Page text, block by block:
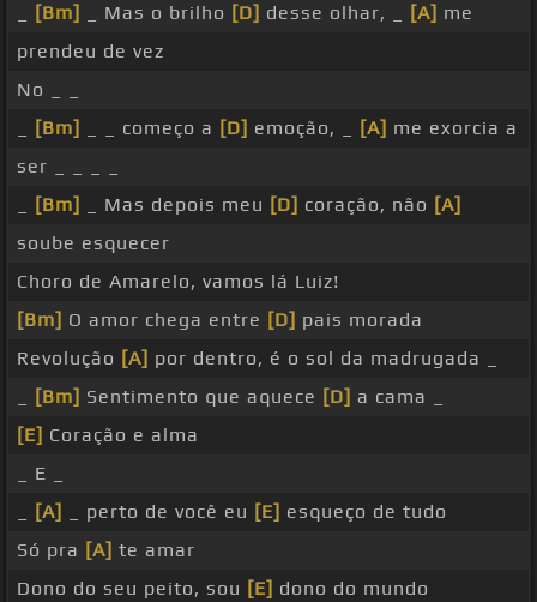
[Bm] _ Mas o brilho [D] desse olhar, _ [A] me
prendeu de vez
No _ _
[Bm] _ _ começo a [D] emoção, _ [A] me exorcia a
ser _ _ _ _
[Bm] _ Mas depois meu [D] coração, não [A]
soube esquecer
Choro de Amarelo, vamos lá Luiz!
[Bm] O amor chega entre [D] pais morada
Revolução [A] por dentro, é o sol da madrugada _
[Bm] Sentimento que aquece [D] a cama _
[E] Coração e alma
_ E _
[A] _ perto de você eu [E] esqueço de tudo
Só pra [A] te amar
Dono do seu peito, sou [E] dono do mundo